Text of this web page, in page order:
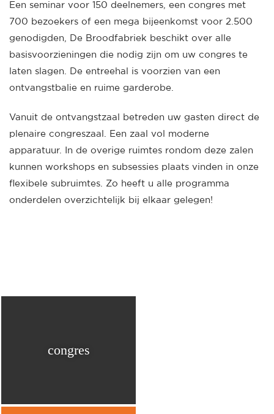
Een seminar voor 150 deelnemers, een congres met
700 bezoekers of een mega bijeenkomst voor 2.500
genodigden, De Broodfabriek beschikt over alle
basisvoorzieningen die nodig zijn om uw congres te
laten slagen. De entreehal is voorzien van een
ontvangstbalie en ruime garderobe.
Vanuit de ontvangstzaal betreden uw gasten direct de
plenaire congreszaal. Een zaal vol moderne
apparatuur. In de overige ruimtes rondom deze zalen
kunnen workshops en subsessies plaats vinden in onze
flexibele subruimtes. Zo heeft u alle programma
onderdelen overzichtelijk bij elkaar gelegen!
congres